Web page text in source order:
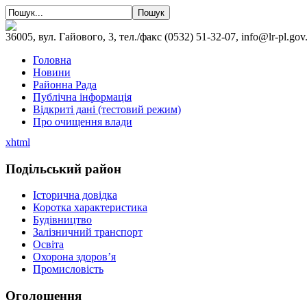
36005, вул. Гайового, 3, тел./факс (0532) 51-32-07, info@lr-
Головна
Новини
Районна Рада
Публічна інформація
Відкриті дані (тестовий режим)
Про очищення влади
xhtml
Подільський район
Історична довідка
Коротка характеристика
Будівництво
Залізничний транспорт
Освіта
Охорона здоров’я
Промисловість
Оголошення